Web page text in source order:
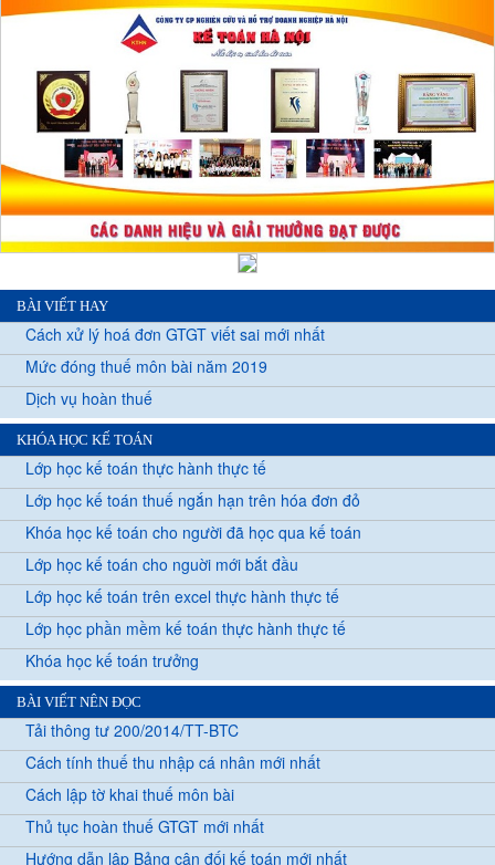
BÀI VIẾT HAY
Cách xử lý hoá đơn GTGT viết sai mới nhất
Mức đóng thuế môn bài năm 2019
Dịch vụ hoàn thuế
KHÓA HỌC KẾ TOÁN
Lớp học kế toán thực hành thực tế
Lớp học kế toán thuế ngắn hạn trên hóa đơn đỏ
Khóa học kế toán cho người đã học qua kế toán
Lớp học kế toán cho nguời mới bắt đầu
Lớp học kế toán trên excel thực hành thực tế
Lớp học phần mềm kế toán thực hành thực tế
Khóa học kế toán trưởng
BÀI VIẾT NÊN ĐỌC
Tải thông tư 200/2014/TT-BTC
Cách tính thuế thu nhập cá nhân mới nhất
Cách lập tờ khai thuế môn bài
Thủ tục hoàn thuế GTGT mới nhất
Hướng dẫn lập Bảng cân đối kế toán mới nhất